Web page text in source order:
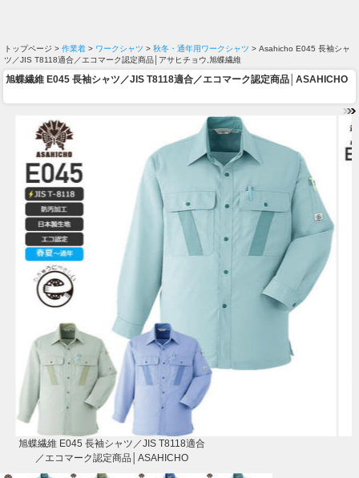
トップページ > 作業着 > ワークシャツ > 秋冬・通年用ワークシャツ > Asahicho E045 長袖シャ
ツ／JIS T8118適合／エコマーク認定商品│アサヒチョウ,旭蝶繊維
旭蝶繊維 E045 長袖シャツ／JIS T8118適合／エコマーク認定商品│ASAHICHO
旭蝶繊維 E045 長袖シャツ／JIS T8118適合
／エコマーク認定商品│ASAHICHO